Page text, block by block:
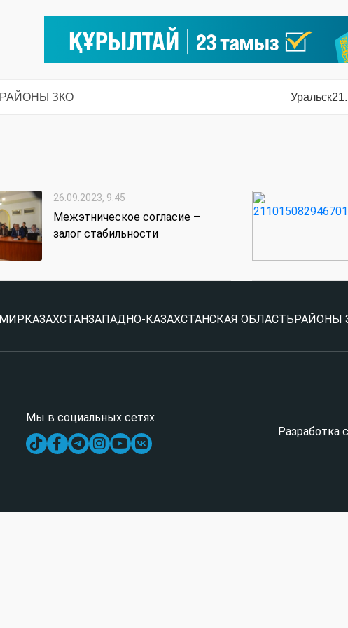
РАЙОНЫ ЗКО Уральск
26.09.2023, 9:45
Межэтническое согласие –
залог стабильности
МИР КАЗАХСТАНЗАПАДНО-КАЗАХСТАНСКАЯ ОБЛАСТЬ РАЙОНЫ
Мы в социальных сетях
Разработка